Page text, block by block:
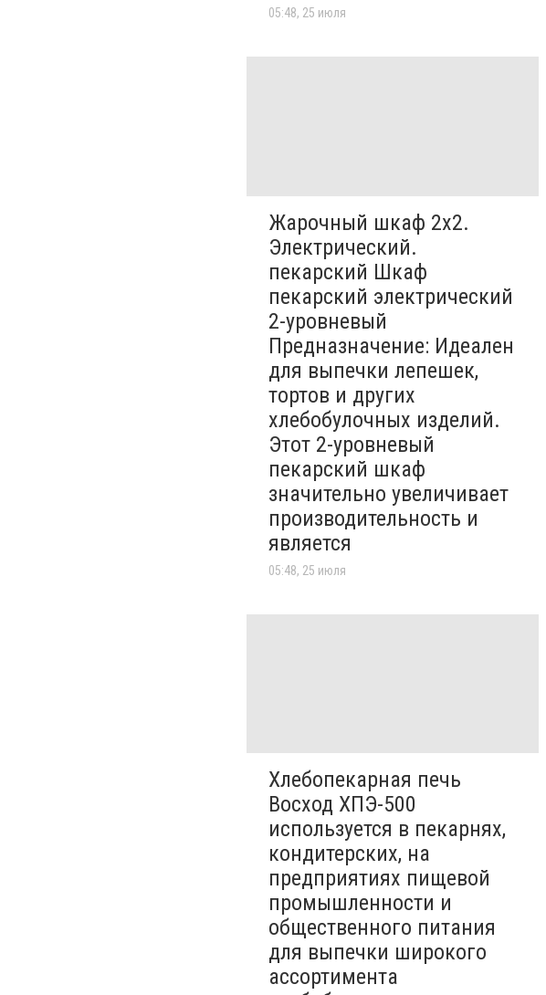
05:48, 25 июля
Жарочный шкаф 2х2.
Электрический.
пекарский Шкаф
пекарский электрический
2-уровневый
Предназначение: Идеален
для выпечки лепешек,
тортов и других
хлебобулочных изделий.
Этот 2-уровневый
пекарский шкаф
значительно увеличивает
производительность и
является
05:48, 25 июля
Хлебопекарная печь
Восход ХПЭ-500
используется в пекарнях,
кондитерских, на
предприятиях пищевой
промышленности и
общественного питания
для выпечки широкого
ассортимента